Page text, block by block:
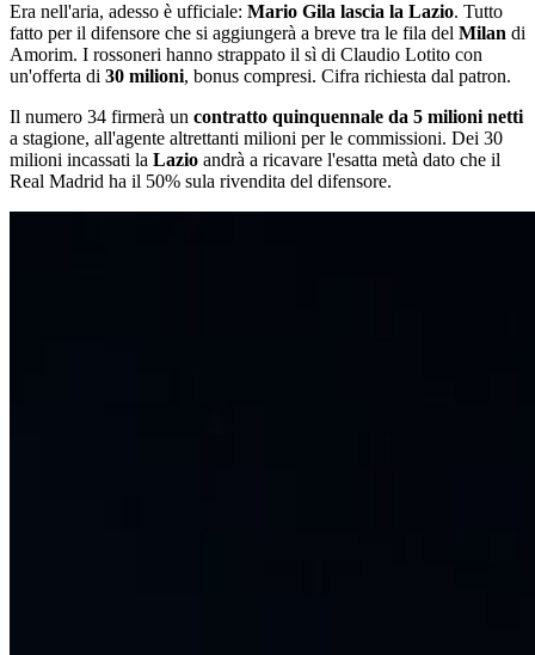
Era nell'aria, adesso è ufficiale: Mario Gila lascia la Lazio. Tutto
fatto per il difensore che si aggiungerà a breve tra le fila del Milan di
Amorim. I rossoneri hanno strappato il sì di Claudio Lotito con
un'offerta di 30 milioni, bonus compresi. Cifra richiesta dal patron.
Il numero 34 firmerà un contratto quinquennale da 5 milioni netti
a stagione, all'agente altrettanti milioni per le commissioni. Dei 30
milioni incassati la Lazio andrà a ricavare l'esatta metà dato che il
Real Madrid ha il 50% sula rivendita del difensore.